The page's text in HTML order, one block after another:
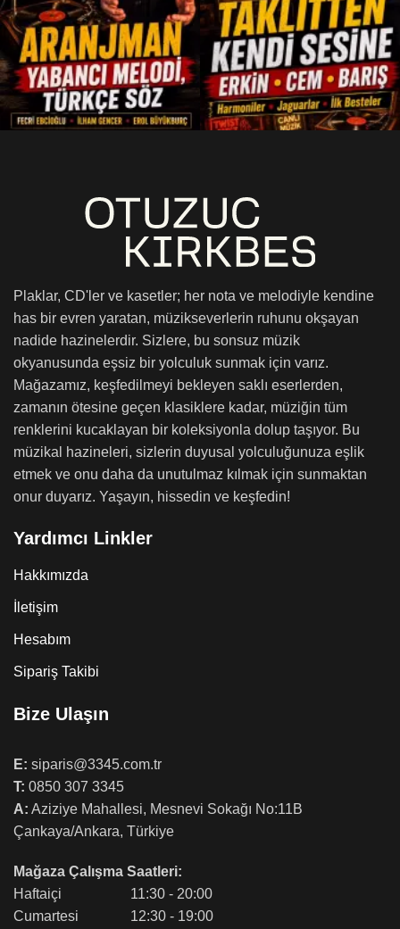
Plaklar, CD'ler ve kasetler; her nota ve melodiyle kendine
has bir evren yaratan, müzikseverlerin ruhunu okşayan
nadide hazinelerdir. Sizlere, bu sonsuz müzik
okyanusunda eşsiz bir yolculuk sunmak için varız.
Mağazamız, keşfedilmeyi bekleyen saklı eserlerden,
zamanın ötesine geçen klasiklere kadar, müziğin tüm
renklerini kucaklayan bir koleksiyonla dolup taşıyor. Bu
müzikal hazineleri, sizlerin duyusal yolculuğunuza eşlik
etmek ve onu daha da unutulmaz kılmak için sunmaktan
onur duyarız. Yaşayın, hissedin ve keşfedin!
Yardımcı Linkler
Hakkımızda
İletişim
Hesabım
Sipariş Takibi
Bize Ulaşın
E: siparis@3345.com.tr
T: 0850 307 3345
A: Aziziye Mahallesi, Mesnevi Sokağı No:11B
Çankaya/Ankara, Türkiye
Mağaza Çalışma Saatleri:
Haftaiçi
Cumartesi
11:30 - 20:00
12:30 - 19:00